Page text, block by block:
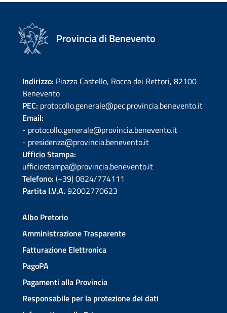
Provincia di Benevento
Indirizzo: Piazza Castello, Rocca dei Rettori, 82100
Benevento
PEC: protocollo.generale@pec.provincia.benevento.it
Email:
- protocollo.generale@provincia.benevento.it
- presidenza@provincia.benevento.it
Ufficio Stampa:
ufficiostampa@provincia.benevento.it
Telefono: (+39) 0824/774111
Partita I.V.A. 92002770623
Albo Pretorio
Amministrazione Trasparente
Fatturazione Elettronica
PagoPA
Pagamenti alla Provincia
Responsabile per la protezione dei dati